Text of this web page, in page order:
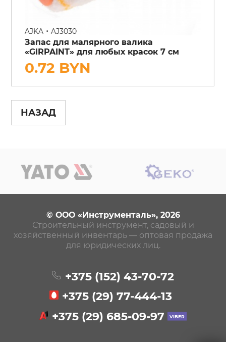
AJKA• AJ3030
Запас для малярного валика
«GIRPAINT» для любых красок 7 см
0.72 BYN
НАЗАД
© ООО «Инструменталь», 2026
Строительный инструмент, садовый и
хозяйственный инвентарь — оптовая продажа
для юридических лиц.
+375 (152) 43-70-72
+375 (29)77-444-13
+375 (29) 685-09-97